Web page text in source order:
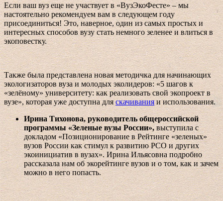
Если ваш вуз еще не участвует в «ВузЭкоФесте» – мы
настоятельно рекомендуем вам в следующем году
присоединиться! Это, наверное, один из самых простых и
интересных способов вузу стать немного зеленее и влиться в
экоповестку.
Также была представлена новая методичка для начинающих
экологизаторов вуза и молодых эколидеров: «5 шагов к
«зелёному» университету: как реализовать свой экопроект в
вузе», которая уже доступна дляскачиванияи использования.
Ирина Тихонова, руководитель общероссийской
программы «Зеленые вузы России»,выступила с
докладом «Позиционирование в Рейтинге «зеленых»
вузов России как стимул к развитию РСО и других
экоинициатив в вузах». Ирина Ильясовна подробно
рассказала нам об экорейтинге вузов и о том, как и зачем
можно в него попасть.